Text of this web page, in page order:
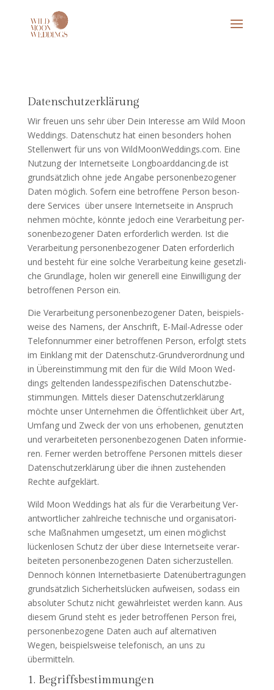
Datenschutzerklärung
Wir freu­en uns sehr über Dein Inter­es­se am Wild Moon
Wed­dings. Daten­schutz hat einen beson­ders hohen
Stel­len­wert für uns von WildMoonWeddings.com. Eine
Nut­zung der Inter­net­sei­te Longboarddancing.de ist
grund­sätz­lich ohne jede Anga­be per­so­nen­be­zo­ge­ner
Daten mög­lich. Sofern eine betrof­fe­ne Per­son beson­
de­re Ser­vices über unse­re Inter­net­sei­te in Anspruch
neh­men möch­te, könn­te jedoch eine Ver­ar­bei­tung per­
so­nen­be­zo­ge­ner Daten erfor­der­lich wer­den. Ist die
Ver­ar­bei­tung per­so­nen­be­zo­ge­ner Daten erfor­der­lich
und besteht für eine sol­che Ver­ar­bei­tung kei­ne gesetz­li­
che Grund­la­ge, holen wir gene­rell eine Ein­wil­li­gung der
betrof­fe­nen Per­son ein.
Die Ver­ar­bei­tung per­so­nen­be­zo­ge­ner Daten, bei­spiels­
wei­se des Namens, der Anschrift, E‑Mail-Adres­se oder
Tele­fon­num­mer einer betrof­fe­nen Per­son, erfolgt stets
im Ein­klang mit der Daten­schutz-Grund­ver­ord­nung und
in Über­ein­stim­mung mit den für die Wild Moon Wed­
dings gel­ten­den lan­des­spe­zi­fi­schen Daten­schutz­be­
stim­mun­gen. Mit­tels die­ser Daten­schutz­er­klä­rung
möch­te unser Unter­neh­men die Öffent­lich­keit über Art,
Umfang und Zweck der von uns erho­be­nen, genutz­ten
und ver­ar­bei­te­ten per­so­nen­be­zo­ge­nen Daten infor­mie­
ren. Fer­ner wer­den betrof­fe­ne Per­so­nen mit­tels die­ser
Daten­schutz­er­klä­rung über die ihnen zuste­hen­den
Rech­te aufgeklärt.
Wild Moon Wed­dings hat als für die Ver­ar­bei­tung Ver­
ant­wort­li­cher zahl­rei­che tech­ni­sche und orga­ni­sa­to­ri­
sche Maß­nah­men umge­setzt, um einen mög­lichst
lücken­lo­sen Schutz der über die­se Inter­net­sei­te ver­ar­
bei­te­ten per­so­nen­be­zo­ge­nen Daten sicher­zu­stel­len.
Den­noch kön­nen Inter­net­ba­sier­te Daten­über­tra­gun­gen
grund­sätz­lich Sicher­heits­lü­cken auf­wei­sen, sodass ein
abso­lu­ter Schutz nicht gewähr­leis­tet wer­den kann. Aus
die­sem Grund steht es jeder betrof­fe­nen Per­son frei,
per­so­nen­be­zo­ge­ne Daten auch auf alter­na­ti­ven
Wegen, bei­spiels­wei­se tele­fo­nisch, an uns zu
übermitteln.
1. Begriffsbestimmungen